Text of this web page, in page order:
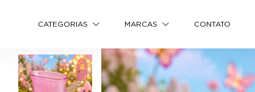
CATEGORIAS MARCAS CONTATO